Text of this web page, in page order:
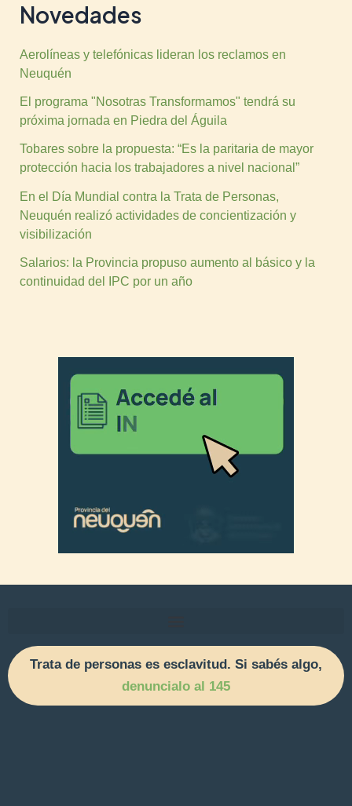
Novedades
Aerolíneas y telefónicas lideran los reclamos en
Neuquén
El programa "Nosotras Transformamos" tendrá su
próxima jornada en Piedra del Águila
Tobares sobre la propuesta: “Es la paritaria de mayor
protección hacia los trabajadores a nivel nacional”
En el Día Mundial contra la Trata de Personas,
Neuquén realizó actividades de concientización y
visibilización
Salarios: la Provincia propuso aumento al básico y la
continuidad del IPC por un año
Trata de personas es esclavitud. Si sabés algo,
denuncialo al 145